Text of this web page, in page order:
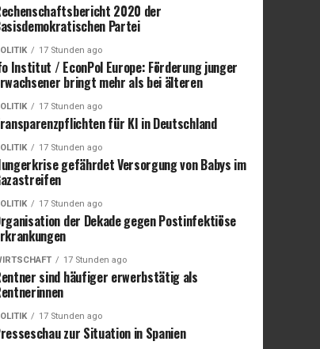
2020 der
Partei
17 Stunden ago
Institut / EconPol Europe: Förderung junger
bringt mehr als bei älteren
17 Stunden ago
für KI in Deutschland
17 Stunden ago
gefährdet Versorgung von Babys im
17 Stunden ago
der Dekade gegen Postinfektiöse
17 Stunden ago
sind häufiger erwerbstätig als
17 Stunden ago
zur Situation in Spanien